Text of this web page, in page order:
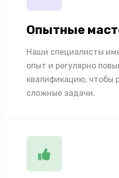
Опытные
Наши специалисты
опыт и регулярно
квалификацию, чтобы
сложные задачи.